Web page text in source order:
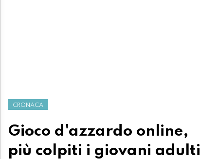
CRONACA
Gioco d'azzardo online,
più colpiti i giovani adulti